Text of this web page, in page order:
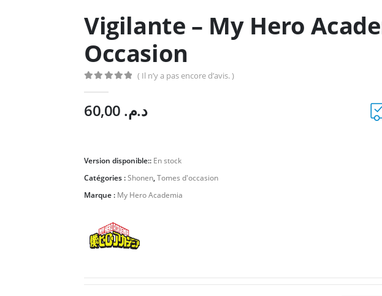
Vigilante – My Hero
Occasion
( Il n’y a pas encore d’avis. )
د.م.
Version disponible:: En stock
Catégories :Shonen,Tomes d'occasion
Marque : My Hero Academia